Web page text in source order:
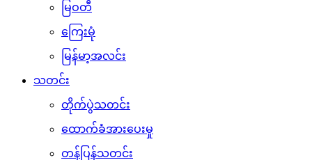
မြဝတီ
ကြေးမုံ
မြန်မာ့အလင်း
သတင်း
တိုက်ပွဲသတင်း
ထောက်ခံအားပေးမှု
တန်ပြန်သတင်း